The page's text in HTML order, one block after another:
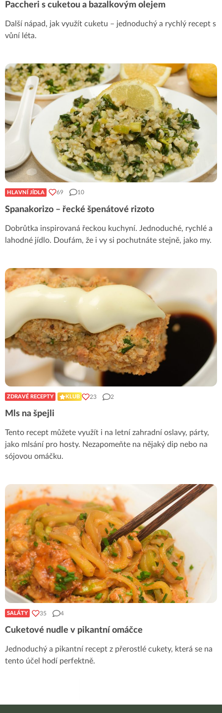
Paccheri s cuketou a bazalkovým olejem
Další nápad, jak využít cuketu – jednoduchý a rychlý recept s
vůní léta.
HLAVNÍ JÍDLA 69 10
Spanakorizo – řecké špenátové rizoto
Dobrůtka inspirovaná řeckou kuchyní. Jednoduché, rychlé a
lahodné jídlo. Doufám, že i vy si pochutnáte stejně, jako my.
ZDRAVÉ RECEPTY KLUB 23 2
Mls na špejli
Tento recept můžete využít i na letní zahradní oslavy, párty,
jako mlsání pro hosty. Nezapomeňte na nějaký dip nebo na
sójovou omáčku.
SALÁTY 35 4
Cuketové nudle v pikantní omáčce
Jednoduchý a pikantní recept z přerostlé cukety, která se na
tento účel hodí perfektně.